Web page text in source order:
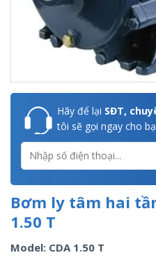
Hãy để lại SĐT,
tôi sẽ gọi ngay cho
Bơm ly tâm hai
1.50 T
Model: CDA 1.50 T